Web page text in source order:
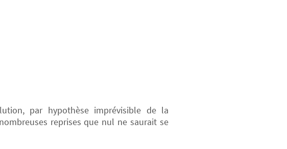
par hypothèse imprévisible de la
reprises que nul ne saurait se